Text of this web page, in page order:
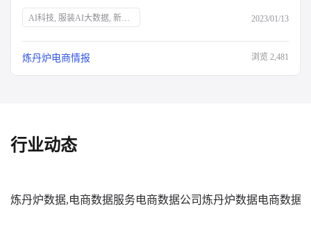
AI科技, 服装AI大数据, 新消费品牌, Z世代, 新中产, 银发经济, 宅经济, 户外经济, 情绪消费, 短视频营销, 直播营销, 登山, 垂钓, 露营, 滑雪, 防疫政策, 保健意识, 宠物经济, 国货崛起 2023/01/13
炼丹炉电商情报 浏览 2,481
行业动态
炼丹炉数据,电商数据服务电商数据公司炼丹炉数据电商数据